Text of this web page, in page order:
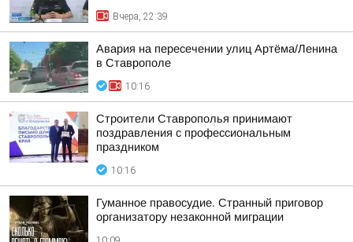
Вчера, 22:39
Авария на пересечении улиц Артёма/Ленина
в Ставрополе
10:16
Строители Ставрополья принимают
поздравления с профессиональным
праздником
10:16
Гуманное правосудие. Странный приговор
организатору незаконной миграции